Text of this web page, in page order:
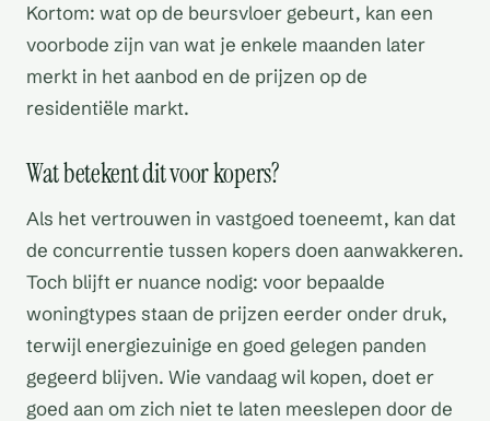
Kortom: wat op de beursvloer gebeurt, kan een
voorbode zijn van wat je enkele maanden later
merkt in het aanbod en de prijzen op de
residentiële markt.
Wat betekent dit voor kopers?
Als het vertrouwen in vastgoed toeneemt, kan dat
de concurrentie tussen kopers doen aanwakkeren.
Toch blijft er nuance nodig: voor bepaalde
woningtypes staan de prijzen eerder onder druk,
terwijl energiezuinige en goed gelegen panden
gegeerd blijven. Wie vandaag wil kopen, doet er
goed aan om zich niet te laten meeslepen door de